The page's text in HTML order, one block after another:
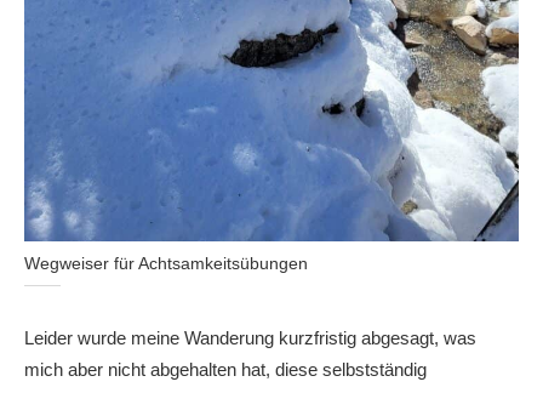
Wegweiser für Achtsamkeitsübungen
Leider wurde meine Wanderung kurzfristig abgesagt, was
mich aber nicht abgehalten hat, diese selbstständig